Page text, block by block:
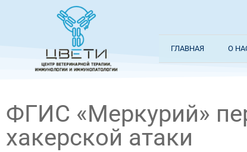
ГЛАВНАЯ О
ФГИС «Меркурий»
хакерской атаки